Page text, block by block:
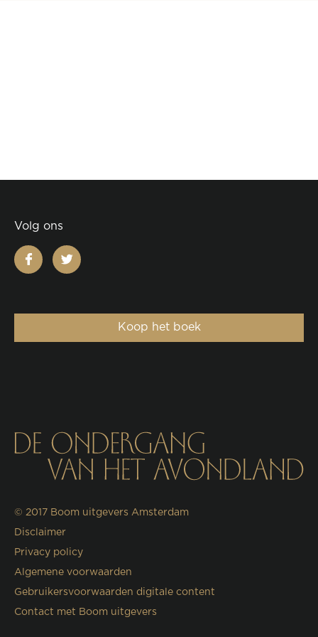
Volg ons
facebooktwitter
Koop het boek
© 2017 Boom uitgevers Amsterdam
Disclaimer
Privacy policy
Algemene voorwaarden
Gebruikersvoorwaarden digitale content
Contact met Boom uitgevers